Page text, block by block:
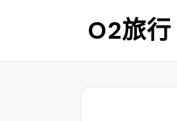
O2旅行